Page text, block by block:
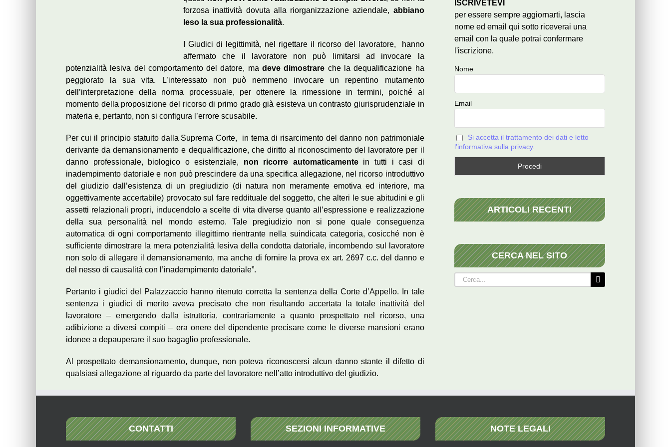
forzosa inattività dovuta alla riorganizzazione aziendale, abbiano
leso la sua professionalità.
I Giudici di legittimità, nel rigettare il ricorso del lavoratore, hanno
affermato che il lavoratore non può limitarsi ad invocare la
potenzialità lesiva del comportamento del datore, madeve dimostrare che la dequalificazione ha
peggiorato la sua vita. L’interessato non può nemmeno invocare un repentino mutamento
dell’interpretazione della norma processuale, per ottenere la rimessione in termini, poiché al
momento della proposizione del ricorso di primo grado già esisteva un contrasto giurisprudenziale in
materia e, pertanto, non si configura l’errore scusabile.
Per cui il principio statuito dalla Suprema Corte, in tema di risarcimento del danno non patrimoniale
derivante da demansionamento e dequalificazione, che diritto al riconoscimento del lavoratore per il
danno professionale, biologico o esistenziale, non ricorre automaticamentein tutti i casi di
inadempimento datoriale e non può prescindere da una specifica allegazione, nel ricorso introduttivo
del giudizio dall’esistenza di un pregiudizio (di natura non meramente emotiva ed interiore, ma
oggettivamente accertabile) provocato sul fare reddituale del soggetto, che alteri le sue abitudini e gli
assetti relazionali propri, inducendolo a scelte di vita diverse quanto all’espressione e realizzazione
della sua personalità nel mondo esterno. Tale pregiudizio non si pone quale conseguenza
automatica di ogni comportamento illegittimo rientrante nella suindicata categoria, cosicché non è
sufficiente dimostrare la mera potenzialità lesiva della condotta datoriale, incombendo sul lavoratore
non solo di allegare il demansionamento, ma anche di fornire la prova ex art. 2697 c.c. del danno e
del nesso di causalità con l’inadempimento datoriale”.
Pertanto i giudici del Palazzaccio hanno ritenuto corretta la sentenza della Corte d’Appello. In tale
sentenza i giudici di merito aveva precisato che non risultando accertata la totale inattività del
lavoratore – emergendo dalla istruttoria, contrariamente a quanto prospettato nel ricorso, una
adibizione a diversi compiti – era onere del dipendente precisare come le diverse mansioni erano
idonee a depauperare il suo bagaglio professionale.
Al prospettato demansionamento, dunque, non poteva riconoscersi alcun danno stante il difetto di
qualsiasi allegazione al riguardo da parte del lavoratore nell’atto introduttivo del giudizio.
ISCRIVETEVI
per essere sempre aggiornarti, lascia
nome ed email qui sotto riceverai una
email con la quale potrai confermare
l'iscrizione.
Nome
Email
Si accetta il trattamento dei dati e letto
l'informativa sulla privacy.
ARTICOLI RECENTI
CERCA NEL SITO
Cerca
per:
CONTATTI SEZIONI INFORMATIVE NOTE LEGALI